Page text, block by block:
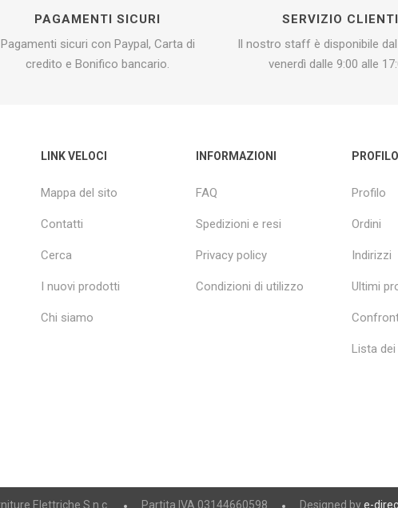
PAGAMENTI SICURI
Pagamenti sicuri con Paypal, Carta di
credito e Bonifico bancario.
SERVIZIO CLIENTI
Il nostro staff è disponibile
venerdì dalle 9:00 alle
LINK VELOCI
Mappa del sito
Contatti
Cerca
I nuovi prodotti
Chi siamo
INFORMAZIONI
FAQ
Spedizioni e resi
Privacy policy
Condizioni di utilizzo
PROFILO
Profilo
Ordini
Indirizzi
Ultimi
Lista
Elettriche S.n.c. Partita IVA 03144660598 Designed bye-